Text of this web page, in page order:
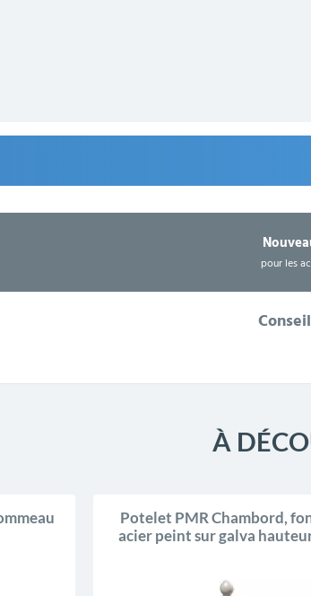
pour les
À
Potelet PMR Chambord,
acier peint sur galva